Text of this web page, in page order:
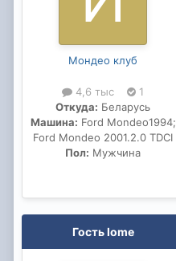
Мондео клуб
4,6 тыс
1
Откуда: Беларусь
Машина: Ford Mondeo1994;
Ford Mondeo 2001.2.0 TDCI
Пол: Мужчина
Гость lome